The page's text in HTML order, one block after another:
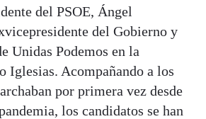
del PSOE, Ángel
del Gobierno y
Unidas Podemos en la
Iglesias. Acompañando a los
por primera vez desde
los candidatos se han